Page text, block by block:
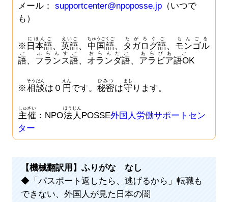
メール：supportcenter@npoposse.jp （いつで
も）
※ 日本語
にほんご
、英語
えいご
、 中国語
ちゅうごくご
、 タガログ
たがろぐ
語
ご
、 モンゴル
もんごる
語
ご
、 フランス
ふらんす
語
ご
、 オランダ
おらんだ
語
ご
、 アラビア
あらびあ
語OK
ご
※相談
そうだん
は０ 円
えん
です。秘密
ひみつ
は守
まも
ります。
主催
しゅさい
：NPO法人
ほうじん
POSSE外国人労働サポートセン
ター
【機械翻訳用】ふりがな なし
◆「パスポート返したら、逃げるから」転職も
できない、外国人が見た日本の闇